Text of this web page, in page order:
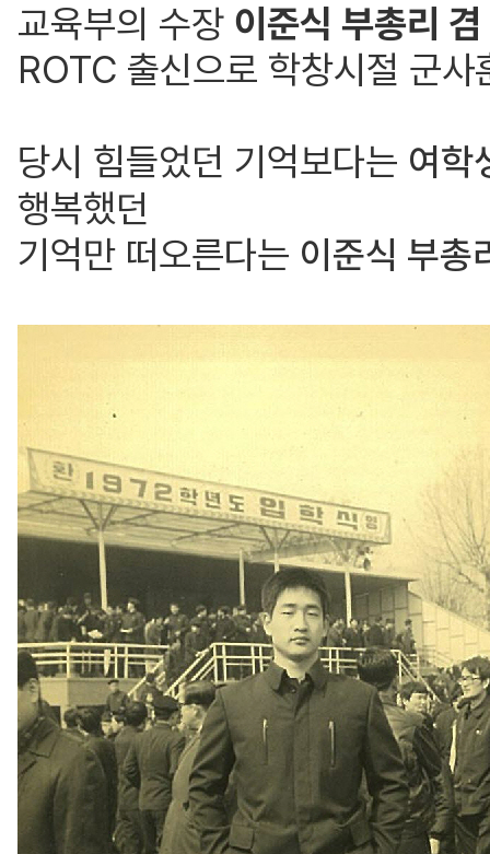
교육부의 수장 이준식 부총리
ROTC 출신으로 학창시절 군
당시 힘들었던 기억보다는 여학
행복했던
기억만 떠오른다는 이준식 부총